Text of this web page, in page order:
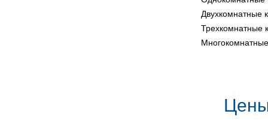
Двухкомнатные
Трехкомнатные